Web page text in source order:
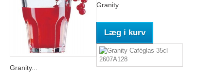
Granity...
Granity...
Læg i kurv